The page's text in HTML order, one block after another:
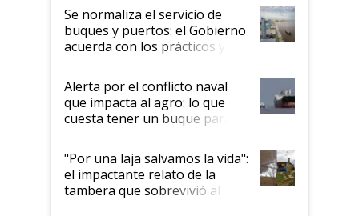
Se normaliza el servicio de
buques y puertos: el Gobierno
acuerda con los prácticos y
suspende el decreto de
desregulación
Alerta por el conflicto naval
que impacta al agro: lo que
cuesta tener un buque parado
y el peligro de que Argentina
pase a ser "país sucio"
"Por una laja salvamos la vida":
el impactante relato de la
tambera que sobrevivió al
tornado